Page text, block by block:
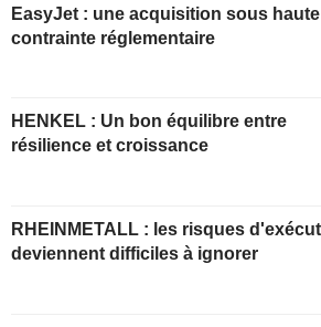
EasyJet : une acquisition sous haute
contrainte réglementaire
HENKEL : Un bon équilibre entre
résilience et croissance
RHEINMETALL : les risques d'exécution
deviennent difficiles à ignorer